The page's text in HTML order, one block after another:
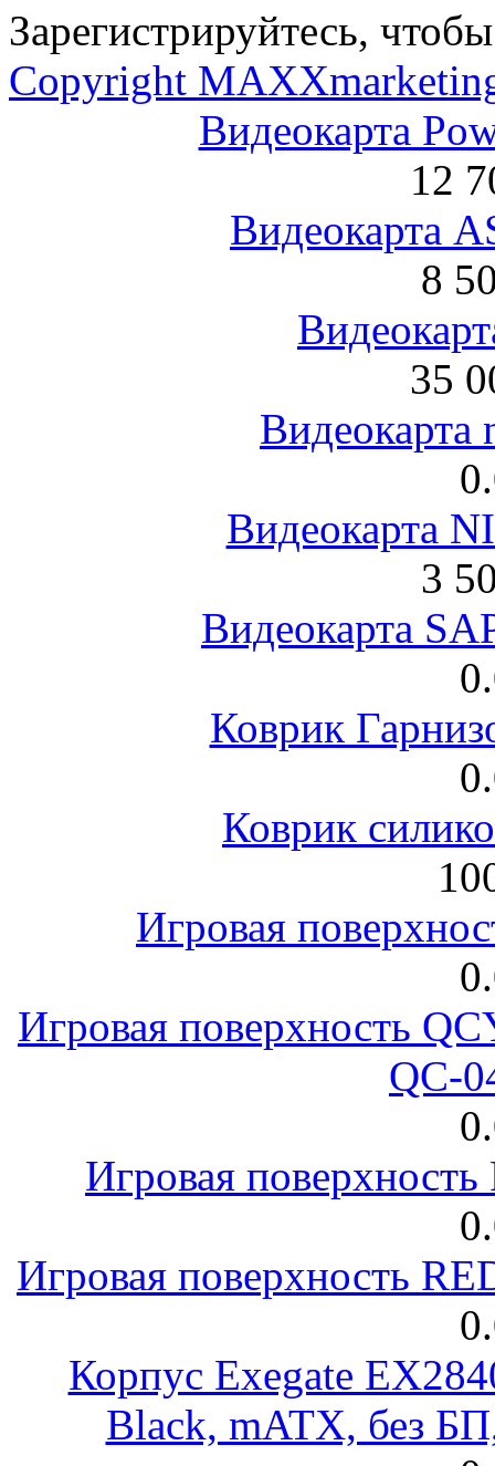
Зарегистрируйтесь,
Copyright
Видеокарта
12
Видеокарта
8
35
Видеокарта
Видеокарта
3
Видеокарта
Коврик
Коврик
Игровая
Игровая поверхность
QC-
Игровая
Игровая поверхность
Корпус Exegate
Black, mATX, без